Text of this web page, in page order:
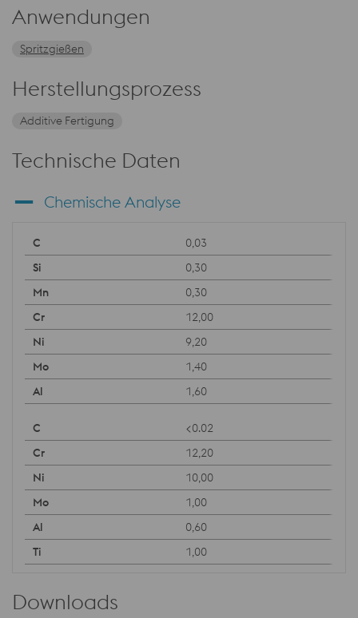
Anwendungen
Spritzgießen
Herstellungsprozess
Additive Fertigung
Technische Daten
Chemische Analyse
0,03
0,30
0,30
12,00
9,20
1,40
1,60
<0.02
12,20
10,00
1,00
0,60
1,00
Downloads